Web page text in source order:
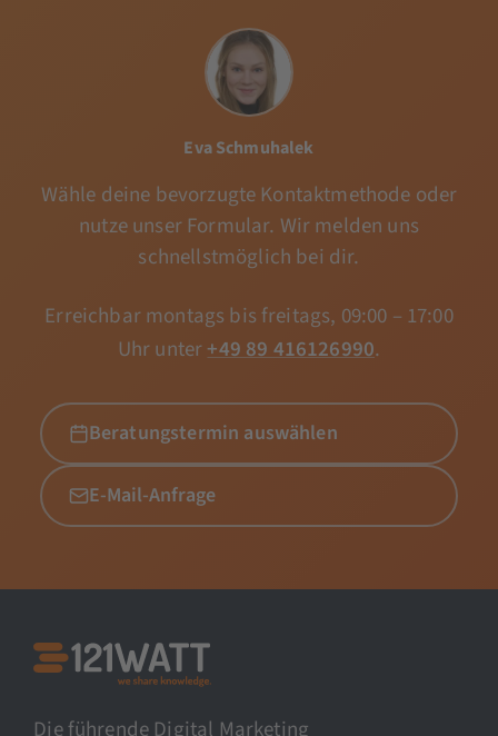
Eva Schmuhalek
Wähle deine bevorzugte Kontaktmethode oder
nutze unser Formular. Wir melden uns
schnellstmöglich bei dir.
Erreichbar montags bis freitags, 09:00 – 17:00
Uhr unter+49 89 416126990.
Beratungstermin auswählen
E-Mail-Anfrage